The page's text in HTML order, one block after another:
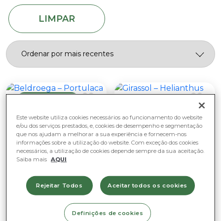
Luz natural fraca
Muita luz natural (não sol direto)
Pet friendly
Plantas comestíveis
Plantas de suspensão
Sebes
Trepadeiras
Moderado
LIMPAR
Para Exterior
Este website utiliza cookies necessários ao funcionamento do website
e/ou dos serviços prestados, e, cookies de desempenho e segmentação
que nos ajudam a melhorar a sua experiência e fornecem-nos
informações sobre a utilização do website. Com exceção dos cookies
necessários, a utilização de cookies depende sempre da sua aceitação.
Saiba mais AQUI
Rejeitar Todos Aceitar todos os cookies
Definições de cookies